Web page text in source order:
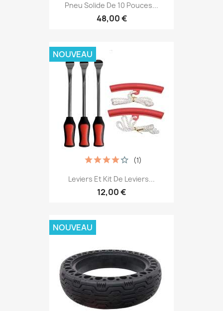
Pneu Solide De 10 Pouces...
48,00 €
Leviers Et Kit De Leviers...
12,00 €
(1)
NOUVEAU
NOUVEAU